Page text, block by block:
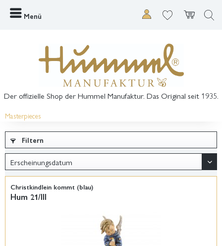
Menü
Der offizielle Shop der Hummel Manufaktur. Das Original seit 1935.
Masterpieces
Filtern
Christkindlein kommt (blau)
Hum 21/III